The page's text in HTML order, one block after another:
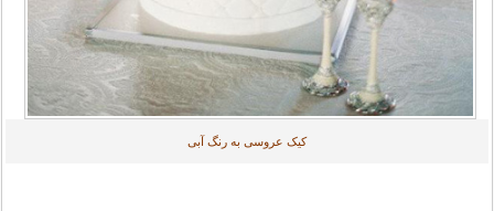
کیک عروسی به رنگ آبی